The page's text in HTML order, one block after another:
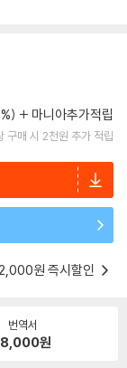
마니아추가적립
구매 시 2천원 추가 적립
원 즉시할인
번역서
원